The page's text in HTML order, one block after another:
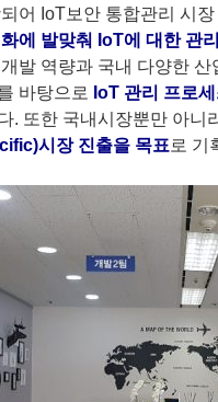
어 IoT보안 통합관리 시
에 발맞춰 IoT에 대한 관
발 역량과 국내 다양한
바탕으로 IoT 관리 프로
. 또한 국내시장뿐만 아
시장 진출을 목표 로 기